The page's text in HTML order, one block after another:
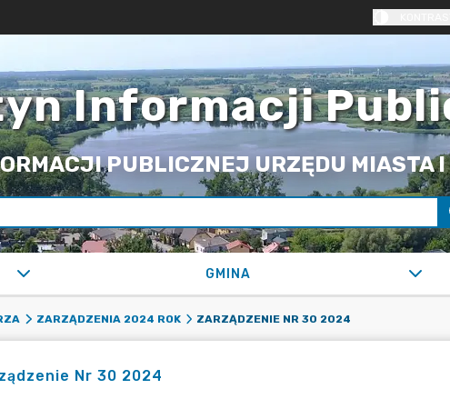
Informacji
PUBLICZNEJ URZĘDU MIASTA I
GMINA
ZARZĄDZENIA 2024 ROK ZARZĄDZENIE NR 30 2024
Nr 30 2024